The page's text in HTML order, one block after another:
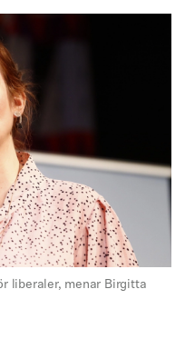
liberaler, menar Birgitta